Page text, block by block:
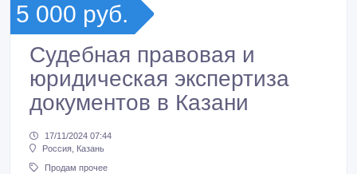
5 000 руб.
Судебная правовая и
юридическая экспертиза
документов в Казани
17/11/2024 07:44
Россия, Казань
Продам прочее